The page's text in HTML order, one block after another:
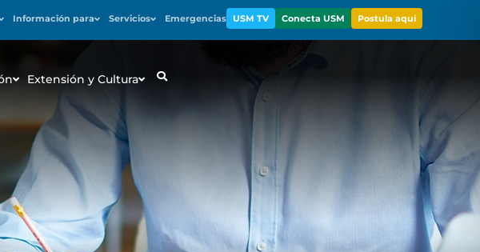
Información para Servicios Emergencias USM TV Conecta USM Postula aquí
Extensión y Cultura